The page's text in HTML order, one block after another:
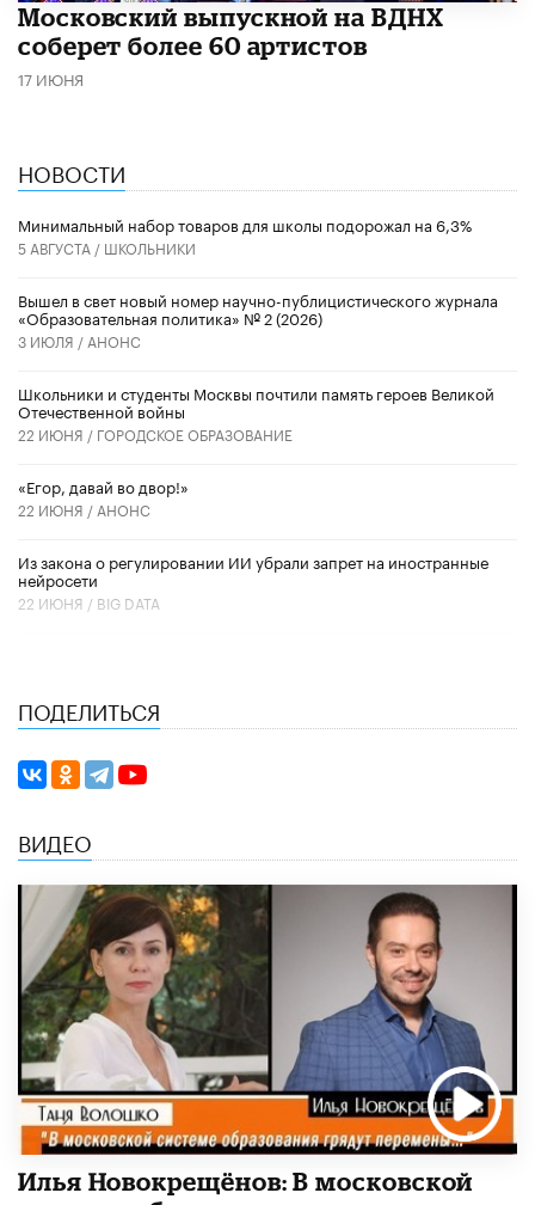
Московский выпускной на ВДНХ
соберет более 60 артистов
17 ИЮНЯ
НОВОСТИ
Минимальный набор товаров для школы подорожал на 6,3%
5 АВГУСТА / ШКОЛЬНИКИ
Вышел в свет новый номер научно-публицистического журнала
«Образовательная политика» № 2 (2026)
3 ИЮЛЯ / АНОНС
Школьники и студенты Москвы почтили память героев Великой
Отечественной войны
22 ИЮНЯ / ГОРОДСКОЕ ОБРАЗОВАНИЕ
«Егор, давай во двор!»
22 ИЮНЯ / АНОНС
Из закона о регулировании ИИ убрали запрет на иностранные
нейросети
22 ИЮНЯ / BIG DATA
ПОДЕЛИТЬСЯ
ВИДЕО
Илья Новокрещёнов: В московской